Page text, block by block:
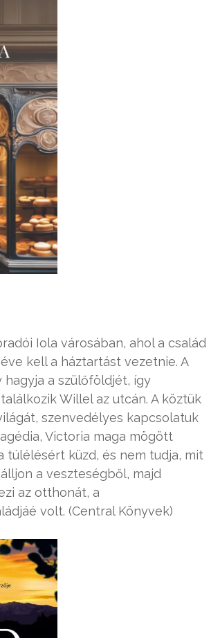
Iola városában, ahol a család
kell a háztartást vezetnie. A
a szülőföldjét, így
Willel az utcán. A köztük
szenvedélyes kapcsolatuk
Victoria maga mögött
túlélésért küzd, és nem tudja, mit
a veszteségből, majd
az otthonát, a
volt. (Central Könyvek)